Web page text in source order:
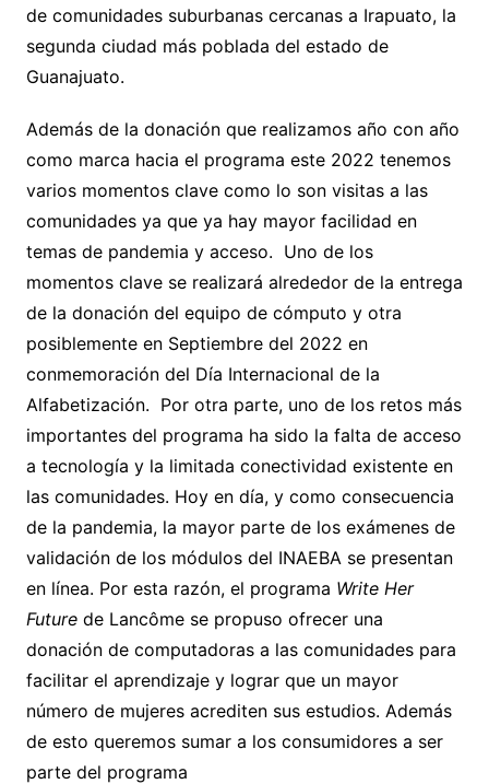
de comunidades suburbanas cercanas a Irapuato, la
segunda ciudad más poblada del estado de
Guanajuato.
Además de la donación que realizamos año con año
como marca hacia el programa este 2022 tenemos
varios momentos clave como lo son visitas a las
comunidades ya que ya hay mayor facilidad en
temas de pandemia y acceso. Uno de los
momentos clave se realizará alrededor de la entrega
de la donación del equipo de cómputo y otra
posiblemente en Septiembre del 2022 en
conmemoración del Día Internacional de la
Alfabetización. Por otra parte, uno de los retos más
importantes del programa ha sido la falta de acceso
a tecnología y la limitada conectividad existente en
las comunidades. Hoy en día, y como consecuencia
de la pandemia, la mayor parte de los exámenes de
validación de los módulos del INAEBA se presentan
en línea. Por esta razón, el programa Write Her
Futurede Lancôme se propuso ofrecer una
donación de computadoras a las comunidades para
facilitar el aprendizaje y lograr que un mayor
número de mujeres acrediten sus estudios. Además
de esto queremos sumar a los consumidores a ser
parte del programa